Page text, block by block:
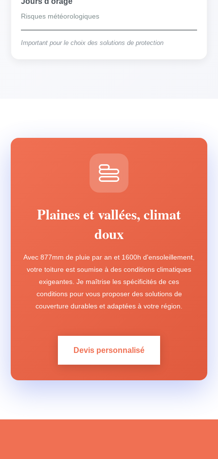
Risques météorologiques
Important pour le choix des solutions de protection
Plaines et vallées, climat
doux
Avec 877mm de pluie par an et 1600h d'ensoleillement,
votre toiture est soumise à des conditions climatiques
exigeantes. Je maîtrise les spécificités de ces
conditions pour vous proposer des solutions de
couverture durables et adaptées à votre région.
Devis personnalisé